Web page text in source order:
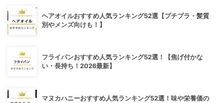
ヘアオイルおすすめ人気ランキング52選【プチプラ・髪質
別やメンズ向けも！】
フライパンおすすめ人気ランキング52選！【焦げ付かな
い・長持ち！2026最新】
マヌカハニーおすすめ人気ランキング52選！味や栄養価の